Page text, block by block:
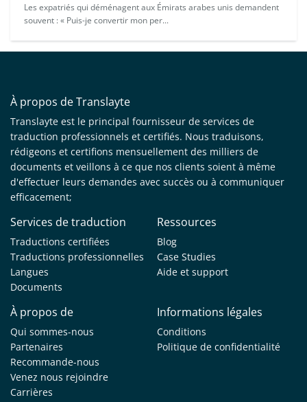
Les expatriés qui déménagent aux Émirats arabes unis demandent
souvent : « Puis-je convertir mon per...
À propos de Translayte
Translayte est le principal fournisseur de services de
traduction professionnels et certifiés. Nous traduisons,
rédigeons et certifions mensuellement des milliers de
documents et veillons à ce que nos clients soient à même
d'effectuer leurs demandes avec succès ou à communiquer
efficacement;
Services de traduction
Traductions certifiées
Traductions professionnelles
Langues
Documents
Ressources
Blog
Case Studies
Aide et support
À propos de
Qui sommes-nous
Partenaires
Recommande-nous
Venez nous rejoindre
Carrières
Informations légales
Conditions
Politique de confidentialité